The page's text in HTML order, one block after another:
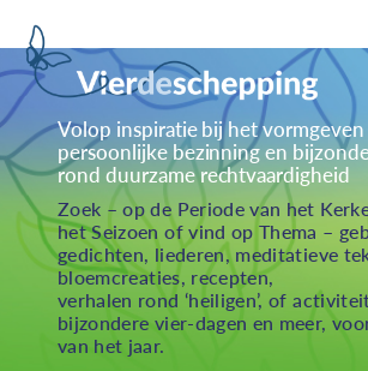
Home
Over Creaties
Over Vieren
Over Eten
Over Activiteiten
Inzenden
Volop inspiratie bij het
persoonlijke bezinning en
rond duurzame rechtvaardigheid
Zoek – op de Periode van het
het Seizoen of vind op Thema –
gedichten, liederen, meditatieve
bloemcreaties, recepten,
verhalen rond ‘heiligen’, of
bijzondere vier-dagen en meer,
van het jaar.